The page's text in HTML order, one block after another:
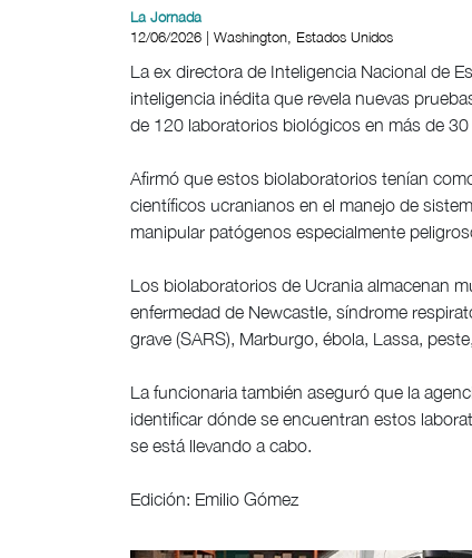
La Jornada
12/06/2026 | Washington, Estados Unidos
La ex directora de Inteligencia Nacional de
inteligencia inédita que revela nuevas
de 120 laboratorios biológicos en más de 30
Afirmó que estos biolaboratorios tenían
científicos ucranianos en el manejo de
manipular patógenos especialmente
Los biolaboratorios de Ucrania almacenan
enfermedad de Newcastle, síndrome
grave (SARS), Marburgo, ébola, Lassa,
La funcionaria también aseguró que la
identificar dónde se encuentran estos
se está llevando a cabo.
Edición: Emilio Gómez